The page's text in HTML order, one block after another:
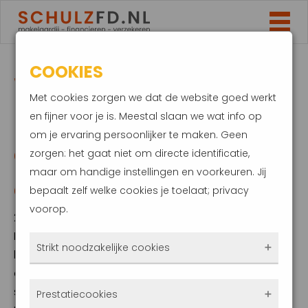
WONINGEN 20,4
PROCENT DUURDER.
GROOTSTE STIJGING
OOIT
24 januari 2022
Kocht je in december een woning, dan
betaalde je gemiddeld 20,4 procent meer
dan een jaar eerder. Dit is de grootste stijging
sinds het CBS de woningprijzen publiceert.
COOKIES
Met cookies zorgen we dat de website goed werkt
en fijner voor je is. Meestal slaan we wat info op
om je ervaring persoonlijker te maken. Geen
zorgen: het gaat niet om directe identificatie,
maar om handige instellingen en voorkeuren. Jij
bepaalt zelf welke cookies je toelaat; privacy
voorop.
Strikt noodzakelijke cookies
Prestatiecookies